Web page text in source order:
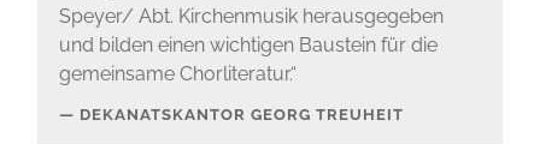
Speyer/ Abt. Kirchenmusik herausgegeben
und bilden einen wichtigen Baustein für die
gemeinsame Chorliteratur.“
DEKANATSKANTOR GEORG TREUHEIT